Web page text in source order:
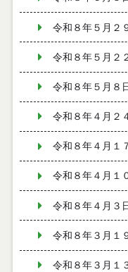
令和８年５月２
令和８年５月２
令和８年５月８
令和８年４月２
令和８年４月１
令和８年４月１
令和８年４月３
令和８年３月１
令和８年３月１